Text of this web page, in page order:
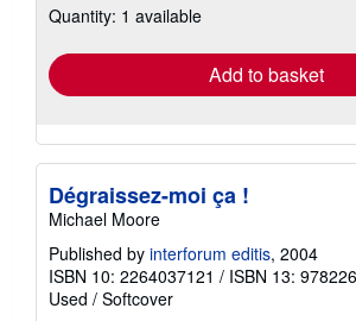
shipping
Quantity: 1 available
Add to basket
Dégraissez-moi ça !
Michael Moore
Published by interforum editis, 2004
ISBN 10: 2264037121 / ISBN 13:
Used / Softcover